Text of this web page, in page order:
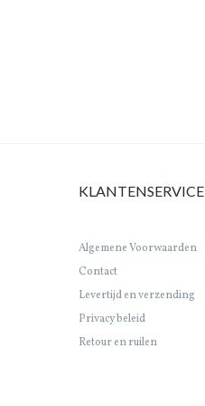
KLANTENSERVICE
Algemene Voorwaarden
Contact
Levertijd en verzending
Privacy beleid
Retour en ruilen